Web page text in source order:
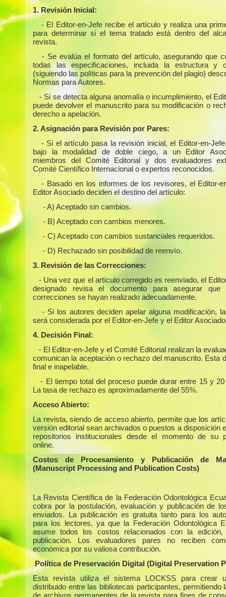
1. Revisión Inicial:
- El Editor-en-Jefe recibe el artículo y realiza una
para determinar si el tema tratado está dentro del
revista.
- Se evalúa el formato del artículo, asegurando que
todas las especificaciones, incluida la estructura y
(siguiendo las políticas para la prevención del plagio)
Normas para Autores.
- Si se detecta alguna anomalía o incumplimiento, el
puede devolver el manuscrito para su modificación o
derecho a apelación.
2. Asignación para Revisión por Pares:
- Si el artículo pasa la revisión inicial, el Editor-en-
bajo la modalidad de doble ciego, a un Editor
miembros del Comité Editorial y dos evaluadores
Comité Científico Internacional o expertos reconocidos.
- Basado en los informes de los revisores, el Editor-
Editor Asociado deciden el destino del artículo:
- A) Aceptado sin cambios.
- B) Aceptado con cambios menores.
- C) Aceptado con cambios sustanciales requeridos.
- D) Rechazado sin posibilidad de reenvío.
3. Revisión de las Correcciones:
- Una vez que el artículo corregido es reenviado, el
designado revisa el documento para asegurar que
correcciones se hayan realizado adecuadamente.
- Si los autores deciden apelar alguna modificación,
será considerada por el Editor-en-Jefe y el Editor
4. Decisión Final:
- El Editor-en-Jefe y el Comité Editorial realizan la
comunican la aceptación o rechazo del manuscrito. Esta
final e inapelable.
- El tiempo total del proceso puede durar entre 15 y
La tasa de rechazo es aproximadamente del 55%.
Acceso Abierto:
La revista, siendo de acceso abierto, permite que los
versión editorial sean archivados o puestos a disposición
repositorios institucionales desde el momento de su
online.
Costos de Procesamiento y Publicación de
(Manuscript Processing and Publication Costs)
La Revista Científica de la Federación Odontológica
cobra por la postulación, evaluación y publicación de
enviados. La publicación es gratuita tanto para los
para los lectores, ya que la Federación Odontológica
asume todos los costos relacionados con la
publicación. Los evaluadores pares no reciben
económica por su valiosa contribución.
Política de Preservación Digital (Digital Preservation
Esta revista utiliza el sistema LOCKSS para crear
distribuido entre las bibliotecas participantes, permitiendo
de archivos permanentes de la revista para fines de